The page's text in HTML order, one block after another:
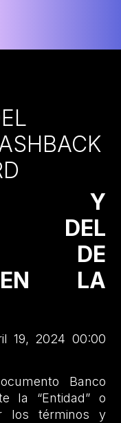
Y
DEL
DE
EN LA
19, 2024 00:00
Banco
la “Entidad” o
los términos y